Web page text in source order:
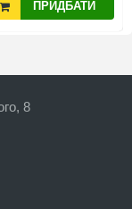
ПРИДБАТИ
8